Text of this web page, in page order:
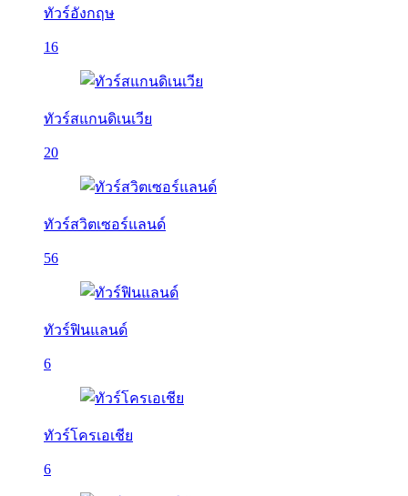
ทัวร์อังกฤษ
16
ทัวร์สแกนดิเนเวีย
20
ทัวร์สวิตเซอร์แลนด์
56
ทัวร์ฟินแลนด์
6
ทัวร์โครเอเชีย
6